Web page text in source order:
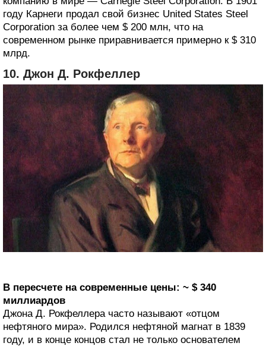
году Карнеги продал свой бизнес United States Steel
Corporation за более чем $ 200 млн, что на
современном рынке приравнивается примерно к $ 310
млрд.
10. Джон Д. Рокфеллер
В пересчете на современные цены: ~ $ 340
миллиардов
Джона Д. Рокфеллера часто называют «отцом
нефтяного мира». Родился нефтяной магнат в 1839
году, и в конце концов стал не только основателем